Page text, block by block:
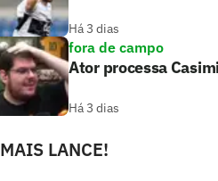
Há 3 dias
fora de campo
Ator processa
Há 3 dias
MAIS LANCE!